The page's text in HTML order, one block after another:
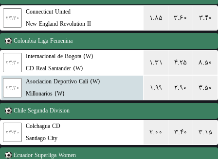
۲۳:۳۰
Connecticut United
New England Revolution II
۱.۸۵ ۳.۶۰ ۳.۴۰
Colombia Liga Femenina
۲۳:۳۰
Internacional de Bogota (W)
CD Real Santander (W)
۱.۳۱ ۴.۲۵ ۸.۵۰
۲۳:۳۰
Asociacion Deportivo Cali (W)
Millonarios (W)
۱.۹۹ ۲.۹۰ ۳.۵۰
Chile Segunda Division
۲۳:۳۰
Colchagua CD
Santiago City
۲.۰۰ ۳.۴۰ ۳.۱۵
Ecuador Superliga Women